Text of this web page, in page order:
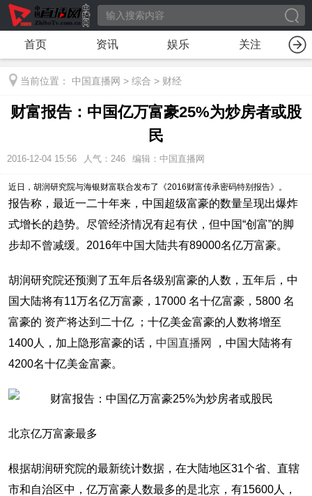
首页 资讯 娱乐 关注
当前位置： 中国直播网 > 综合 > 财经
财富报告：中国亿万富豪25%为炒房者或股
民
2016-12-04 15:56 人气： 246 编辑：中国直播网
近日，胡润研究院与海银财富联合发布了《2016财富传承密码特别报告》。
报告称，最近一二十年来，中国超级富豪的数量呈现出爆炸
式增长的趋势。尽管经济情况有起有伏，但中国“创富”的脚
步却不曾减缓。2016年中国大陆共有89000名亿万富豪。
胡润研究院还预测了五年后各级别富豪的人数，五年后，中
国大陆将有11万名亿万富豪，17000 名十亿富豪，5800 名
富豪的 资产将达到二十亿 ；十亿美金富豪的人数将增至
1400人，加上隐形富豪的话， 中国直播网
，中国大陆将有
4200名十亿美金富豪。
北京亿万富豪最多
根据胡润研究院的最新统计数据，在大陆地区31个省、直辖
市和自治区中，亿万富豪人数最多的是北京，有15600人，